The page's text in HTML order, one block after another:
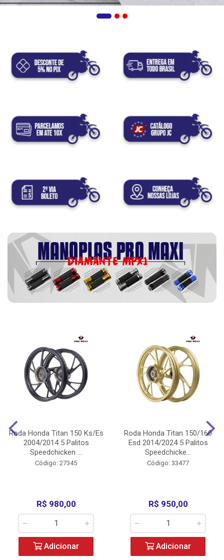
Roda Honda Titan 150 Ks/Es
2004/2014 5 Palitos
Speedchicken ...
Código: 27345
R$ 980,00
Adicionar
Roda Honda Titan 150/160
Esd 2014/2024 5 Palitos
Speedchicke...
Código: 33477
R$ 950,00
Adicionar